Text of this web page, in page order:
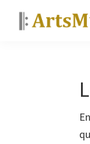
Saltar
Saltar
Saltar